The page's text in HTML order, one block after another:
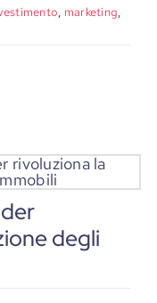
, marketing,
degli